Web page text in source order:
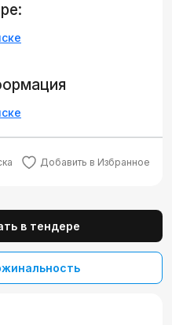
Добавить в Избранное
в тендере